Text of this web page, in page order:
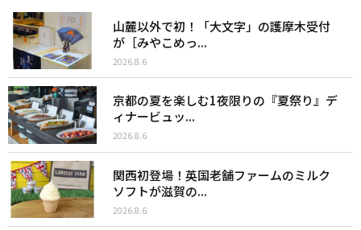
山麓以外で初！「大文字」の護摩木受付
が［みやこめっ...
2026.8.6
京都の夏を楽しむ1夜限りの『夏祭り』デ
ィナービュッ...
2026.8.6
関西初登場！英国老舗ファームのミルク
ソフトが滋賀の...
2026.8.6